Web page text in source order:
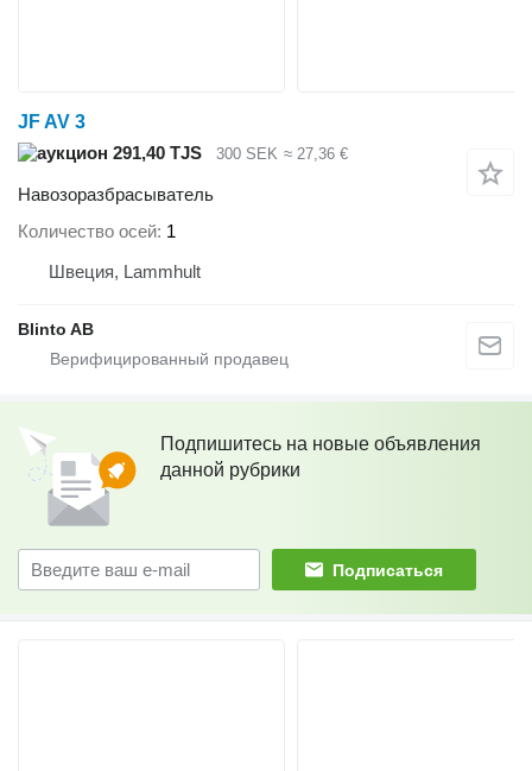
JF AV 3
291,40 TJS
300 SEK ≈ 27,36 €
Навозоразбрасыватель
Количество осей 1
Швеция, Lammhult
Blinto AB
Подпишитесь на новые объявления
данной рубрики
Подписаться